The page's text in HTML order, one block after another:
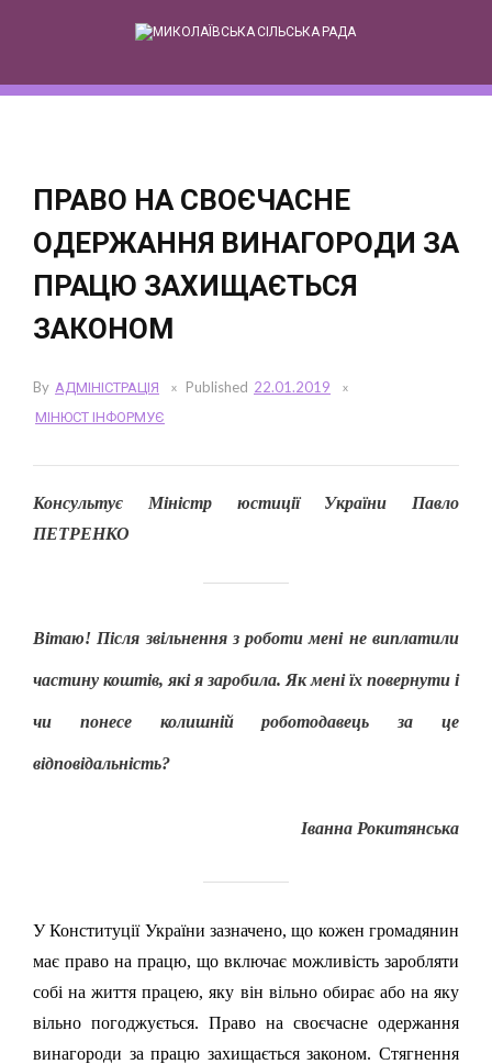
to
ПРАВО НА СВОЄЧАСНЕ
ОДЕРЖАННЯ ВИНАГОРОДИ ЗА
ПРАЦЮ ЗАХИЩАЄТЬСЯ
ЗАКОНОМ
By АДМІНІСТРАЦІЯ Published 22.01.2019
МІНЮСТ ІНФОРМУЄ
Консультує Міністр юстиції України Павло
ПЕТРЕНКО
Вітаю! Після звільнення з роботи мені не виплатили
частину коштів, які я заробила. Як мені їх повернути і
чи понесе колишній роботодавець за це
відповідальність?
Іванна Рокитянська
УКонституції України зазначено, що кожен громадянин
має право на працю, що включає можливість заробляти
собі на життя працею, яку він вільно обирає або на яку
вільно погоджується. Право на своєчасне одержання
винагороди за працю захищається законом. Стягнення